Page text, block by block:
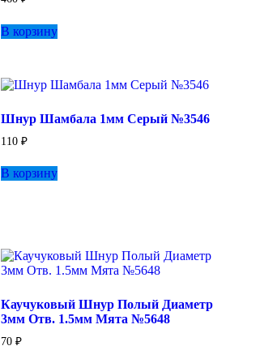
В корзину
Шнур Шамбала 1мм Серый №3546
110₽
В корзину
Каучуковый Шнур Полый Диаметр
3мм Отв. 1.5мм Мята №5648
70₽